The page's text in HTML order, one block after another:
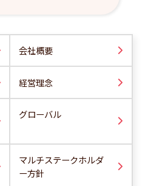
会社概要
経営理念
グローバル
マルチステークホルダ
ー方針